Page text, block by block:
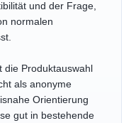
und der Frage,
normalen
Produktauswahl
als anonyme
Orientierung
gut in bestehende